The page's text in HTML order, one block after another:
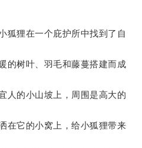
狸在一个庇护所中找到了自
树叶、羽毛和藤蔓搭建而成
的小山坡上，周围是高大的
它的小窝上，给小狐狸带来